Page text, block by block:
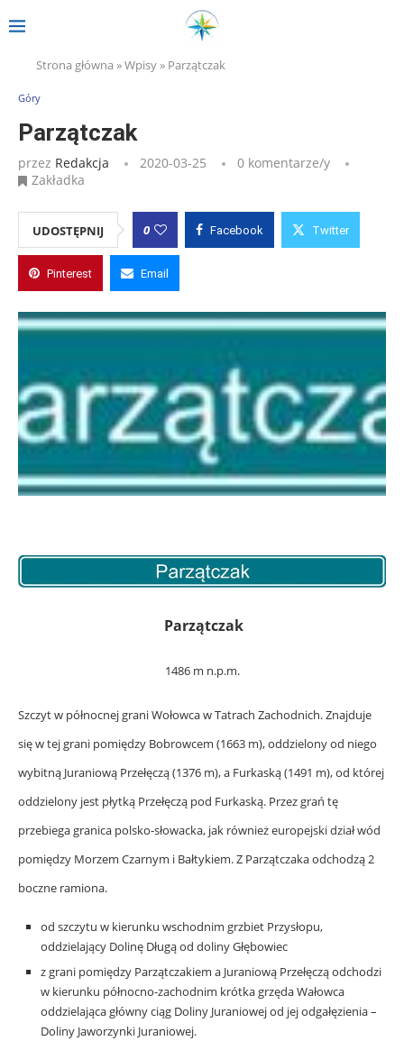
Strona główna »Wpisy» Parzątczak
Góry
Parzątczak
przez Redakcja 2020-03-25
0 komentarze/y
Zakładka
UDOSTĘPNIJ 0 Facebook Twitter
Pinterest Email
Parzątczak
1486 m n.p.m.
Szczyt w północnej grani Wołowca w Tatrach Zachodnich. Znajduje
się w tej grani pomiędzy Bobrowcem (1663 m), oddzielony od niego
wybitną Juraniową Przełęczą (1376 m), a Furkaską (1491 m), od której
oddzielony jest płytką Przełęczą pod Furkaską. Przez grań tę
przebiega granica polsko-słowacka, jak również europejski dział wód
pomiędzy Morzem Czarnym i Bałtykiem. Z Parzątczaka odchodzą 2
boczne ramiona.
od szczytu w kierunku wschodnim grzbiet Przysłopu,
oddzielający Dolinę Długą od doliny Głębowiec
z grani pomiędzy Parzątczakiem a Juraniową Przełęczą odchodzi
w kierunku północno-zachodnim krótka grzęda Wałowca
oddzielająca główny ciąg Doliny Juraniowej od jej odgałęzienia –
Doliny Jaworzynki Juraniowej.